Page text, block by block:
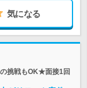
気になる
挑戦もOK★面接1回